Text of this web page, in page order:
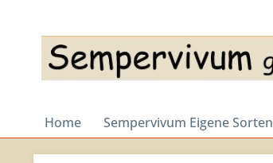
Home Sempervivum Eigene Sorten